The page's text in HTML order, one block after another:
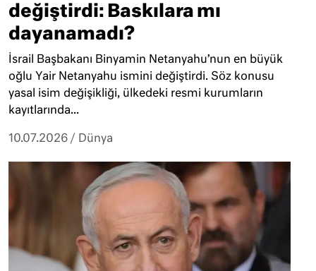
değiştirdi: Baskılara mı
dayanamadı?
İsrail Başbakanı Binyamin Netanyahu’nun en büyük
oğlu Yair Netanyahu ismini değiştirdi. Söz konusu
yasal isim değişikliği, ülkedeki resmi kurumların
kayıtlarında...
10.07.2026 / Dünya